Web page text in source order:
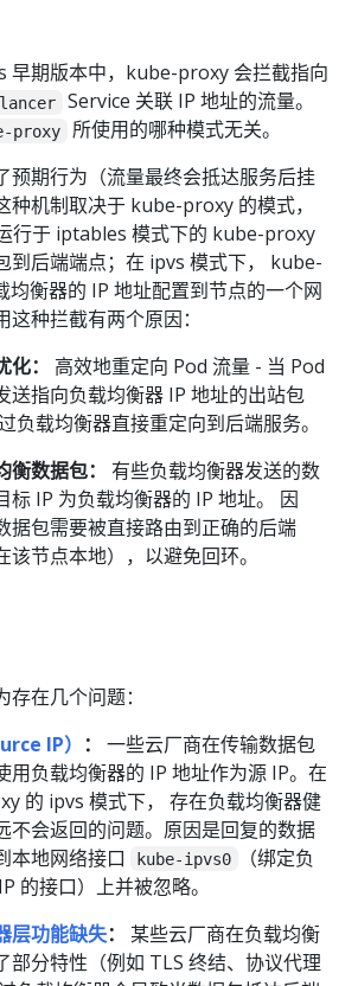
早期版本中，kube-proxy 会拦截指向
Service 关联 IP 地址的流量。
proxy
所使用的哪种模式无关。
预期行为（流量最终会抵达服务后挂
种机制取决于 kube-proxy 的模式，
行于 iptables 模式下的 kube-proxy
到后端端点；在 ipvs 模式下， kube-
均衡器的 IP 地址配置到节点的一个网
种拦截有两个原因：
：
高效地重定向 Pod 流量 - 当 Pod
送指向负载均衡器 IP 地址的出站包
负载均衡器直接重定向到后端服务。
数据包：
有些负载均衡器发送的数
标 IP 为负载均衡器的 IP 地址。 因
据包需要被直接路由到正确的后端
该节点本地），以避免回环。
在几个问题：
IP） ：
一些云厂商在传输数据包
用负载均衡器的 IP 地址作为源 IP。在
的 ipvs 模式下， 存在负载均衡器健
不会返回的问题。原因是回复的数据
本地网络接口
kube-ipvs0
（绑定负
的接口）上并被忽略。
层功能缺失：
某些云厂商在负载均衡
部分特性（例如 TLS 终结、协议代理